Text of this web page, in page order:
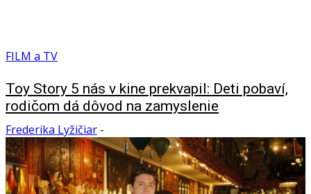
FILM a TV
Toy Story 5 nás v kine prekvapil: Deti pobaví,
rodičom dá dôvod na zamyslenie
Frederika Lyžičiar -